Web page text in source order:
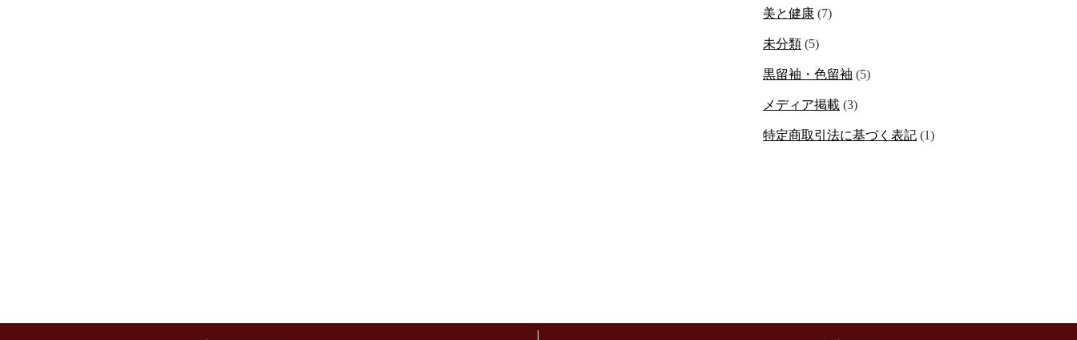
美と健康 (7)
未分類 (5)
黒留袖・色留袖 (5)
メディア掲載 (3)
特定商取引法に基づく表記 (1)